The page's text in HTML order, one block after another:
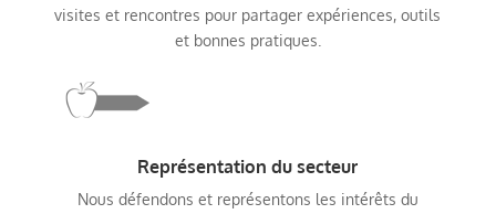
visites et rencontres pour partager expériences, outils
et bonnes pratiques.
Représentation du secteur
Nous défendons et représentons les intérêts du